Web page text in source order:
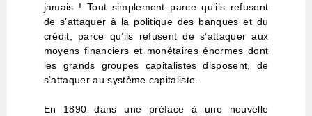
jamais ! Tout simplement parce qu’ils refusent
de s’attaquer à la politique des banques et du
crédit, parce qu’ils refusent de s’attaquer aux
moyens financiers et monétaires énormes dont
les grands groupes capitalistes disposent, de
s’attaquer au système capitaliste.
En 1890 dans une préface à une nouvelle